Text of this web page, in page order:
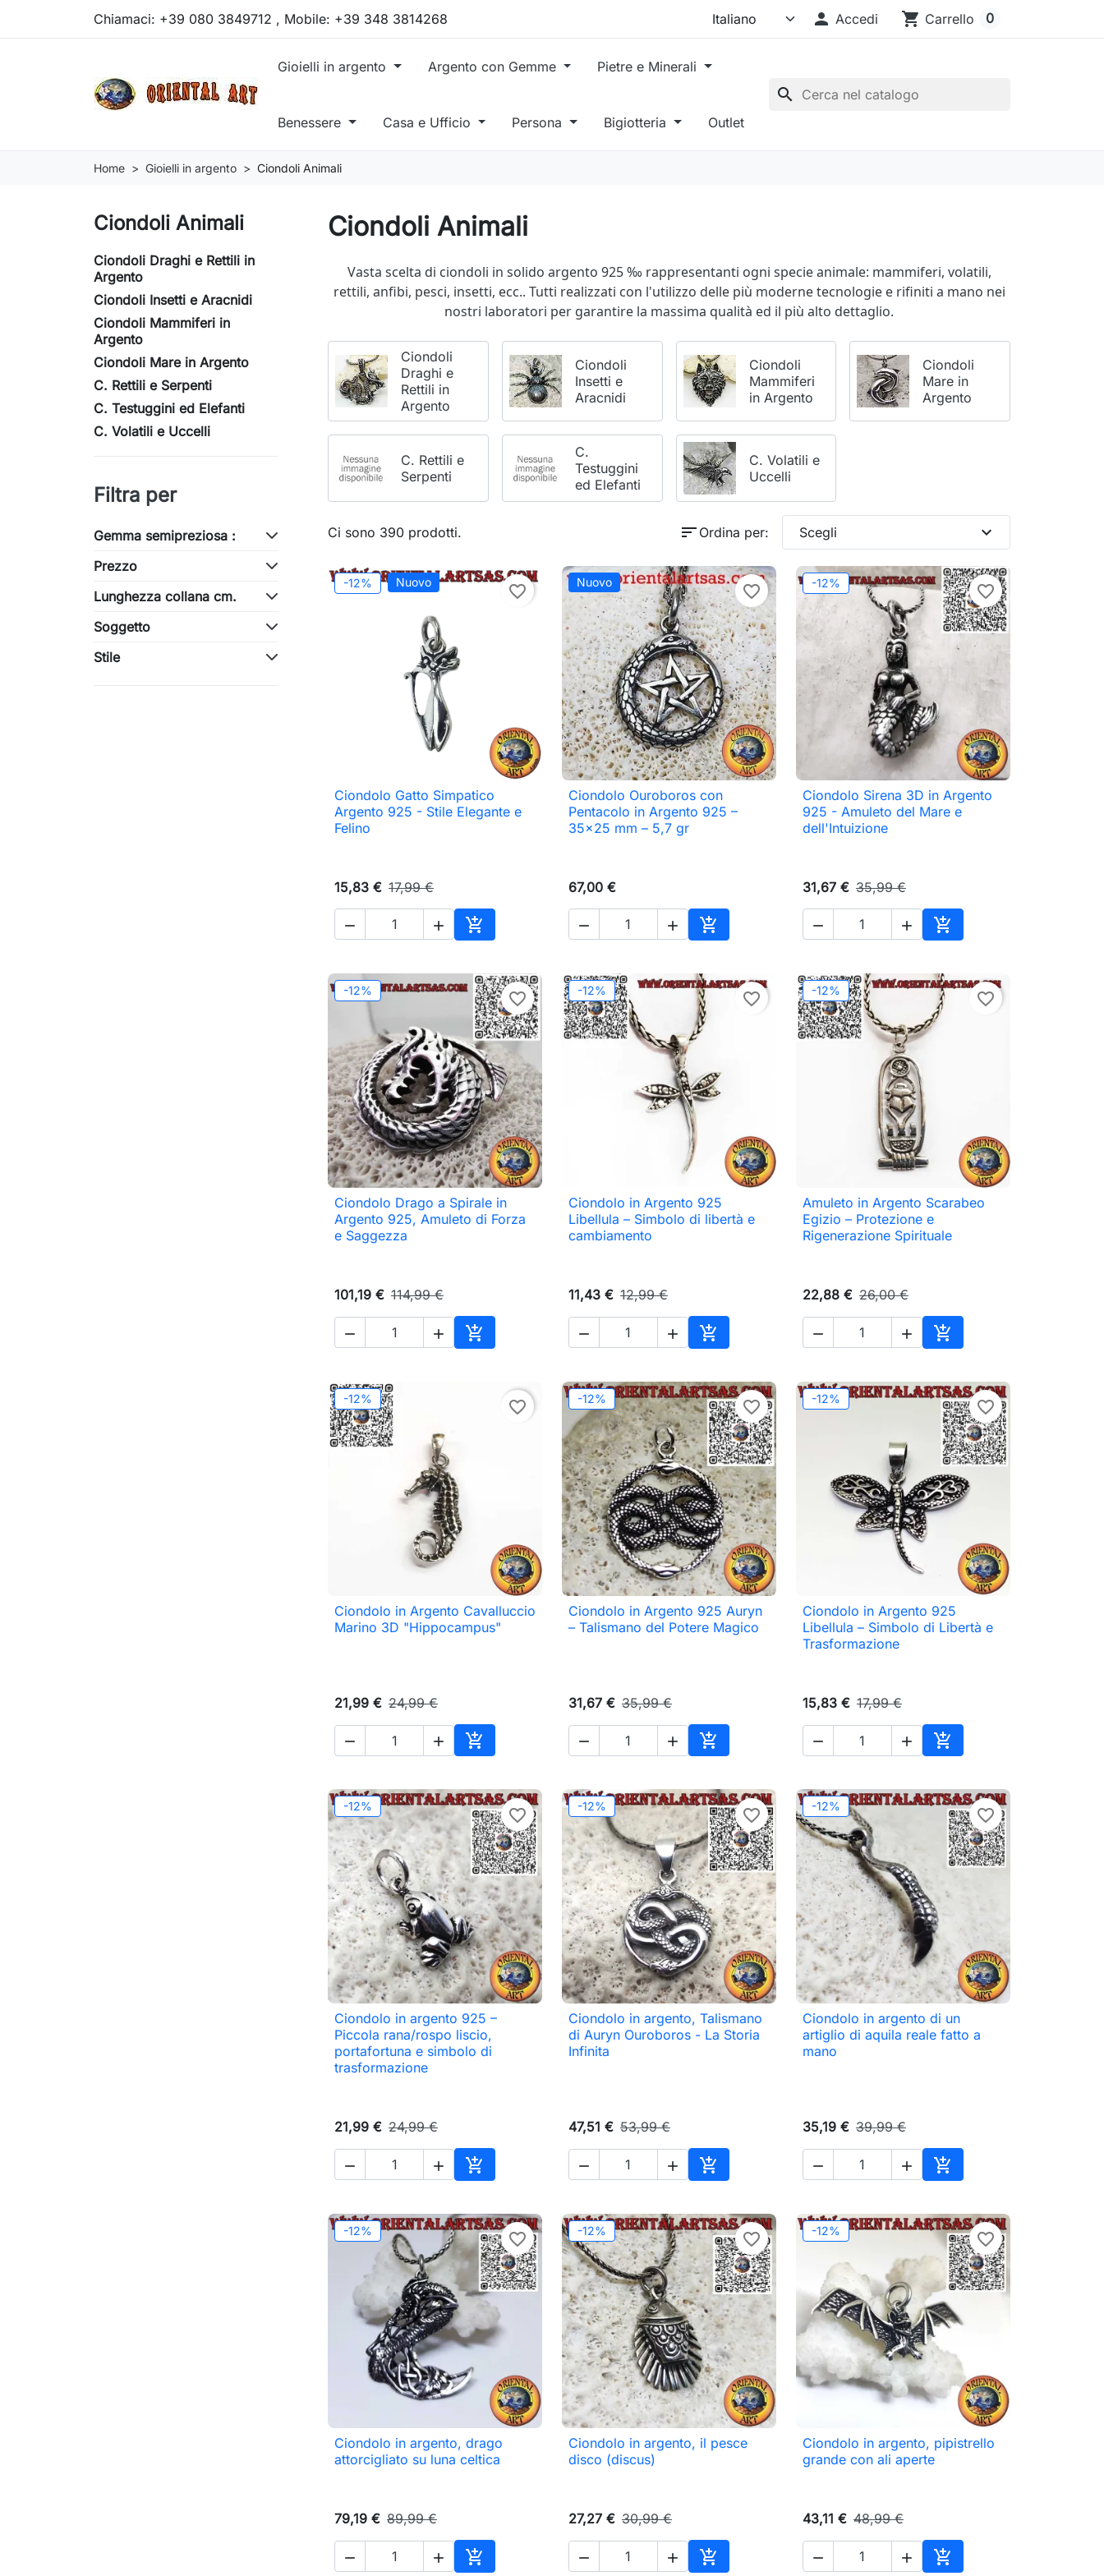
Chiamaci: +39 080 3849712 , Mobile: +39 348 3814268  Accedi shopping_cart Carrello 0
Gioielli in argento Argento con Gemme Pietre e Minerali
Benessere Casa e Ufficio Persona Bigiotteria Outlet
search
Home Gioielli in argento Ciondoli Animali
Ciondoli Animali
Ciondoli Draghi e Rettili in
Argento
Ciondoli Insetti e Aracnidi
Ciondoli Mammiferi in
Argento
Ciondoli Mare in Argento
C. Rettili e Serpenti
C. Testuggini ed Elefanti
C. Volatili e Uccelli
Filtra per
Gemma semipreziosa :
Prezzo
Lunghezza collana cm.
Soggetto
Stile
Ciondoli Animali
Vasta scelta di ciondoli in solido argento 925 ‰ rappresentanti ogni specie animale: mammiferi, volatili,
rettili, anfibi, pesci, insetti, ecc.. Tutti realizzati con l'utilizzo delle più moderne tecnologie e rifiniti a mano nei
nostri laboratori per garantire la massima qualità ed il più alto dettaglio.
Ciondoli
Draghi e
Rettili in
Argento
Ciondoli
Insetti e
Aracnidi
Ciondoli
Mammiferi
in Argento
Ciondoli
Mare in
Argento
C. Rettili e
Serpenti
C.
Testuggini
ed Elefanti
C. Volatili e
Uccelli
Ci sono 390 prodotti. sort Ordina per: Scegli expand_more
-12% Nuovo favorite_border
 Anteprima
Ciondolo Gatto Simpatico
Argento 925 - Stile Elegante e
Felino
15,83 € 17,99 €
  
Aggiungi al carrello
Nuovo favorite_border
 Anteprima
Ciondolo Ouroboros con
Pentacolo in Argento 925 –
35x25 mm – 5,7 gr
67,00 €
  
Aggiungi al carrello
-12% favorite_border
 Anteprima
Ciondolo Sirena 3D in Argento
925 - Amuleto del Mare e
dell'Intuizione
31,67 € 35,99 €
  
Aggiungi al carrello
-12% favorite_border
 Anteprima
Ciondolo Drago a Spirale in
Argento 925, Amuleto di Forza
e Saggezza
101,19 € 114,99 €
  
Aggiungi al carrello
-12% favorite_border
 Anteprima
Ciondolo in Argento 925
Libellula – Simbolo di libertà e
cambiamento
11,43 € 12,99 €
  
Aggiungi al carrello
-12% favorite_border
 Anteprima
Amuleto in Argento Scarabeo
Egizio – Protezione e
Rigenerazione Spirituale
22,88 € 26,00 €
  
Aggiungi al carrello
-12% favorite_border
 Anteprima
Ciondolo in Argento Cavalluccio
Marino 3D "Hippocampus"
21,99 € 24,99 €
  
Aggiungi al carrello
-12% favorite_border
 Anteprima
Ciondolo in Argento 925 Auryn
– Talismano del Potere Magico
31,67 € 35,99 €
  
Aggiungi al carrello
-12% favorite_border
 Anteprima
Ciondolo in Argento 925
Libellula – Simbolo di Libertà e
Trasformazione
15,83 € 17,99 €
  
Aggiungi al carrello
-12% favorite_border
 Anteprima
Ciondolo in argento 925 –
Piccola rana/rospo liscio,
portafortuna e simbolo di
trasformazione
21,99 € 24,99 €
  
Aggiungi al carrello
-12% favorite_border
 Anteprima
Ciondolo in argento, Talismano
di Auryn Ouroboros - La Storia
Infinita
47,51 € 53,99 €
  
Aggiungi al carrello
-12% favorite_border
 Anteprima
Ciondolo in argento di un
artiglio di aquila reale fatto a
mano
35,19 € 39,99 €
  
Aggiungi al carrello
-12% favorite_border
 Anteprima
Ciondolo in argento, drago
attorcigliato su luna celtica
79,19 € 89,99 €
  
-12% favorite_border
 Anteprima
Ciondolo in argento, il pesce
disco (discus)
27,27 € 30,99 €
  
-12% favorite_border
 Anteprima
Ciondolo in argento, pipistrello
grande con ali aperte
43,11 € 48,99 €
  